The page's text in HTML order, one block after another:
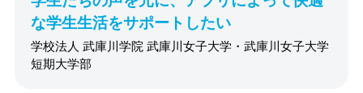
な学生生活をサポートしたい
学校法人 武庫川学院 武庫川女子大学・武庫川女子大学
短期大学部